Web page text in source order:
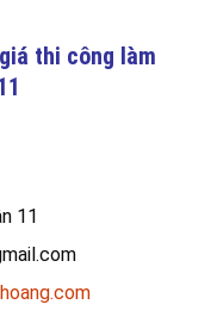
thi công làm
11